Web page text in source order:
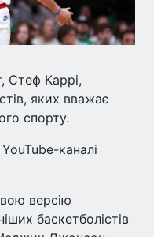
Стеф Каррі,
яких вважає
спорту.
каналі
версію
баскетболістів